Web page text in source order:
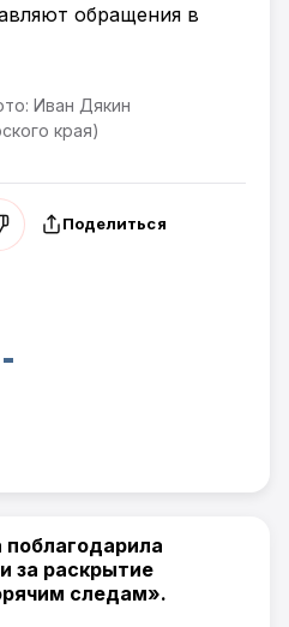
обращения в
Иван Дякин
края)
Поделиться
за раскрытие
следам».